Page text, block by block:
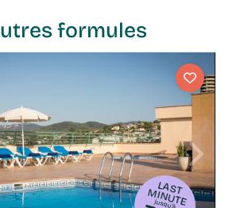
Autres formules
LA
S
T M
IN
U
TE
jusqu'à